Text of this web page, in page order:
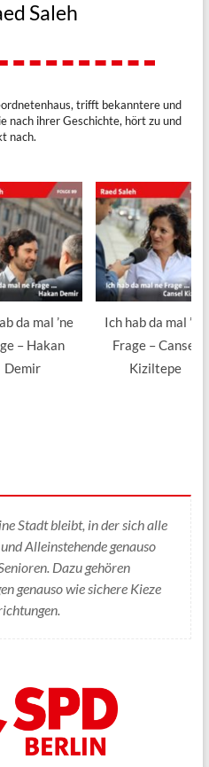
Saleh
trifft bekanntere und
nach ihrer Geschichte, hört zu und
nach.
da mal ’ne
– Hakan
Demir
Ich hab da mal ’ne
Frage – Cansel
Kiziltepe
Stadt bleibt, in der sich alle
Alleinstehende genauso
Dazu gehören
genauso wie sichere Kieze